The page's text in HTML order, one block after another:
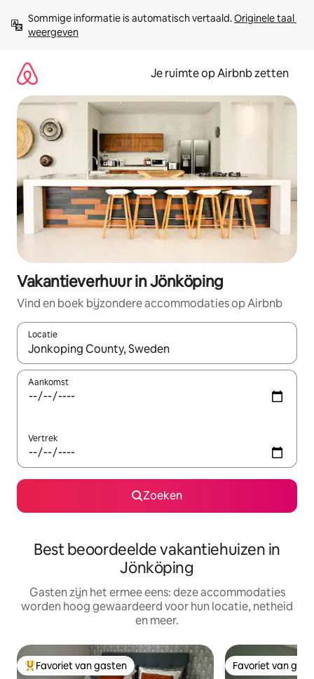
direct
naar
Sommige informatie is automatisch vertaald. Originele taal
weergeven
Je ruimte op Airbnb zetten
Vakantieverhuur in Jönköping
Vind en boek bijzondere accommodaties op Airbnb
Locatie
Wanneer er suggesties beschikbaar zijn, maak je een keuze
Aankomst
Vertrek
Zoeken
Best beoordeelde vakantiehuizen in
Jönköping
Gasten zijn het ermee eens: deze accommodaties
worden hoog gewaardeerd voor hun locatie, netheid
en meer.
Topfavoriet van gasten
Favoriet van gasten Favoriet van
Favoriet van